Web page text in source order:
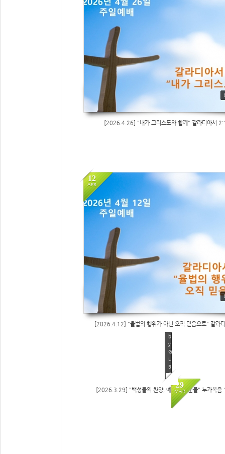
95
[2026.4.26] "내가 그리스도와 함께" 갈라디아서
12
APR
106
[2026.4.12] "율법의 행위가 아닌 오직 믿음으로" 갈라
29
MAR
b
y
G
L
B
C
[2026.3.29] "백성들의 찬양, 예수님의 눈물" 누가복